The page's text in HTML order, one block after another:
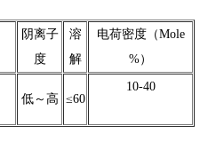
阴离子
度
溶
解
电荷密度（Mole
%）
低～高 ≤60
10-40